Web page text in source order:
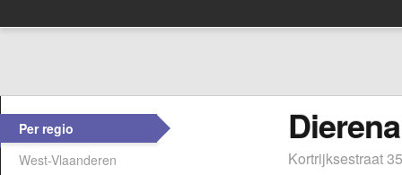
Per regio
West-Vlaanderen
Kortrijksestraat